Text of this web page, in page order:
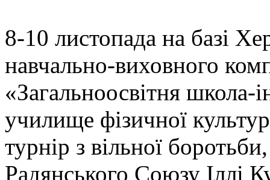
8-10 листопада на базі
навчально-виховного
«Загальноосвітня школа-
училище фізичної
турнір з вільної
Радянського Союзу Іллі